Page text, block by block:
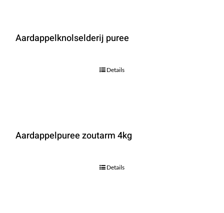
Aardappelknolselderij puree
Details
Aardappelpuree zoutarm 4kg
Details